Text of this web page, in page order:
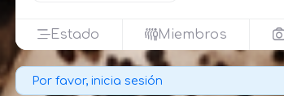
Estado Miembros
Por favor, inicia sesión